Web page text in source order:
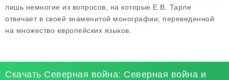
лишь немногие из вопросов, на которые Е.В. Тарле
отвечает в своей знаменитой монографии, переведенной
на множество европейских языков.
Скачать Северная война: Северная война и